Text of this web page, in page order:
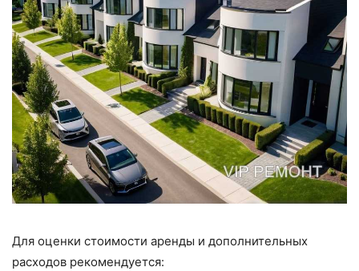
Для оценки стоимости аренды и дополнительных
расходов рекомендуется: